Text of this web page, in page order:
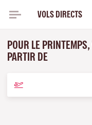
VOLS DIRECTS
POUR LE
PARTIR DE